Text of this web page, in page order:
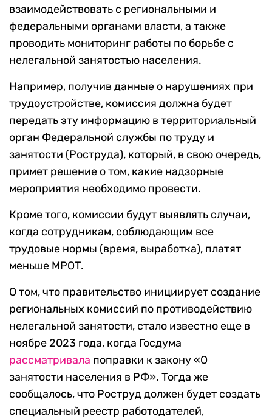
взаимодействовать с региональными и
федеральными органами власти, а также
проводить мониторинг работы по борьбе с
нелегальной занятостью населения.
Например, получив данные о нарушениях при
трудоустройстве, комиссия должна будет
передать эту информацию в территориальный
орган Федеральной службы по труду и
занятости (Роструда), который, в свою очередь,
примет решение о том, какие надзорные
мероприятия необходимо провести.
Кроме того, комиссии будут выявлять случаи,
когда сотрудникам, соблюдающим все
трудовые нормы (время, выработка), платят
меньше МРОТ.
О том, что правительство инициирует создание
региональных комиссий по противодействию
нелегальной занятости, стало известно еще в
ноябре 2023 года, когда Госдума
рассматривала поправки к закону «О
занятости населения в РФ». Тогда же
сообщалось, что Роструд должен будет создать
специальный реестр работодателей,